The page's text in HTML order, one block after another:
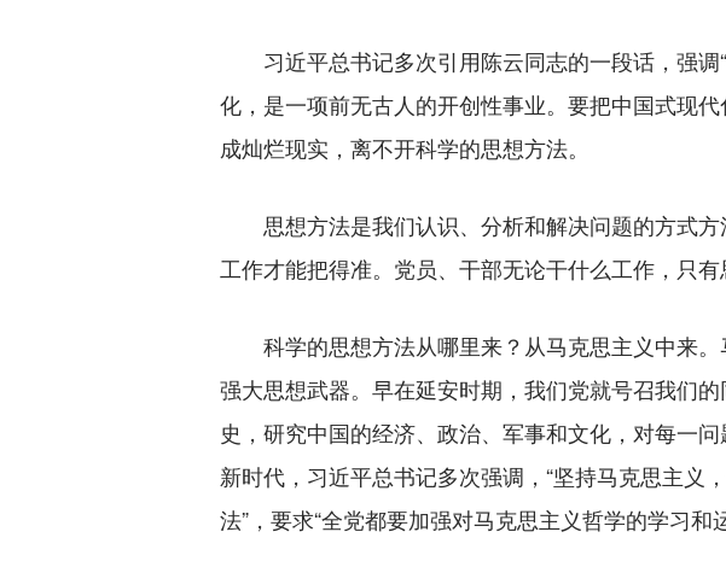
习近平总书记多次引用陈云同志的一段话，强调
化，是一项前无古人的开创性事业。要把中国式现
成灿烂现实，离不开科学的思想方法。
思想方法是我们认识、分析和解决问题的方式方
工作才能把得准。党员、干部无论干什么工作，只
科学的思想方法从哪里来？从马克思主义中来。
强大思想武器。早在延安时期，我们党就号召我们
史，研究中国的经济、政治、军事和文化，对每一
新时代，习近平总书记多次强调，“坚持马克思主
法”，要求“全党都要加强对马克思主义哲学的学习